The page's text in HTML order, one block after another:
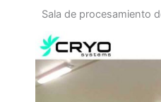
Sala de procesamiento